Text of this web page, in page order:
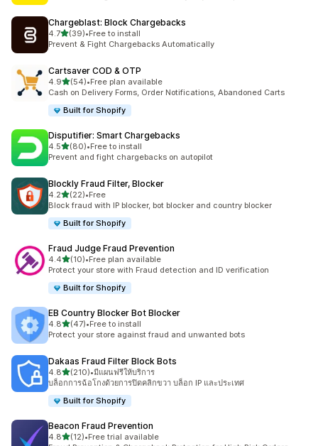
Chargeblast: Block Chargebacks
4.7เต็ม 5 ดาว
(39)
ทั้งหมด 39 รีวิว
•Free to install
Prevent & Fight Chargebacks Automatically
Cartsaver COD & OTP
4.9เต็ม 5 ดาว
(54)
ทั้งหมด 54 รีวิว
•Free plan available
Cash on Delivery Forms, Order Notifications, Abandoned Carts
Built for Shopify
Disputifier: Smart Chargebacks
4.5เต็ม 5 ดาว
(80)
ทั้งหมด 80 รีวิว
•Free to install
Prevent and fight chargebacks on autopilot
Blockly Fraud Filter, Blocker
4.2เต็ม 5 ดาว
(22)
ทั้งหมด 22 รีวิว
•Free
Block fraud with IP blocker, bot blocker and country blocker
Built for Shopify
Fraud Judge Fraud Prevention
4.4เต็ม 5 ดาว
(10)
ทั้งหมด 10 รีวิว
•Free plan available
Protect your store with Fraud detection and ID verification
Built for Shopify
EB Country Blocker Bot Blocker
4.8เต็ม 5 ดาว
(47)
ทั้งหมด 47 รีวิว
•Free to install
Protect your store against fraud and unwanted bots
Dakaas Fraud Filter Block Bots
4.8เต็ม 5 ดาว
(210)
ทั้งหมด 210 รีวิว
•มีแผนฟรีให้บริการ
บล็อกการฉ้อโกงด้วยการปิดคลิกขวา บล็อก IP และประเทศ
Built for Shopify
Beacon Fraud Prevention
4.8เต็ม 5 ดาว
(12)
ทั้งหมด 12 รีวิว
•Free trial available